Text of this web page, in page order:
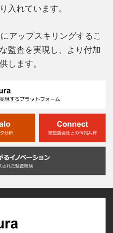
入れています。
アップスキリングするこ
監査を実現し、より付加
します。